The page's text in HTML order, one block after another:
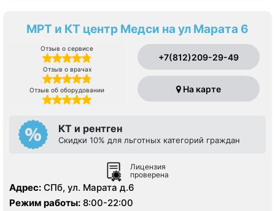
МРТ и КТ центр Медси на ул Марата 6
Отзыв о сервисе
Отзыв о врачах
Отзыв об оборудовании
+7(812)209-29-49
На карте
КТ и рентген
Скидки 10% для льготных категорий граждан
Лицензия
проверена
Адрес: СПб, ул. Марата д.6
Режим работы: 8:00-22:00